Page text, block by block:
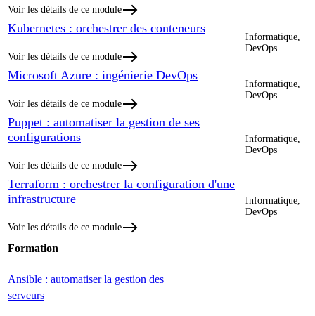
Voir les détails de ce module
Kubernetes : orchestrer des conteneurs
Voir les détails de ce module
Informatique,
DevOps
Microsoft Azure : ingénierie DevOps
Voir les détails de ce module
Informatique,
DevOps
Puppet : automatiser la gestion de ses
configurations
Voir les détails de ce module
Informatique,
DevOps
Terraform : orchestrer la configuration d'une
infrastructure
Voir les détails de ce module
Informatique,
DevOps
Formation
Ansible : automatiser la gestion des
serveurs